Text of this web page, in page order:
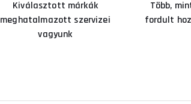
Kiválasztott márkák
meghatalmazott szervizei
vagyunk
Több,
fordult